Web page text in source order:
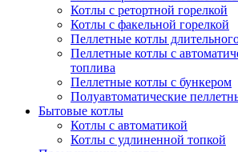
Котлы с ретортной горелкой
Котлы с факельной горелкой
Пеллетные котлы
Пеллетные котлы с
топлива
Пеллетные котлы с бункером
Полуавтоматические
Бытовые котлы
Котлы с автоматикой
Котлы с удлиненной топкой